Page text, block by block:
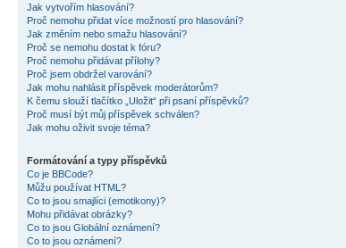
Jak vytvořím hlasování?
Proč nemohu přidat více možností pro hlasování?
Jak změním nebo smažu hlasování?
Proč se nemohu dostat k fóru?
Proč nemohu přidávat přílohy?
Proč jsem obdržel varování?
Jak mohu nahlásit příspěvek moderátorům?
K čemu slouží tlačítko „Uložit“ při psaní příspěvků?
Proč musí být můj příspěvek schválen?
Jak mohu oživit svoje téma?
Formátování a typy příspěvků
Co je BBCode?
Můžu používat HTML?
Co to jsou smajlíci (emotikony)?
Mohu přidávat obrázky?
Co to jsou Globální oznámení?
Co to jsou oznámení?